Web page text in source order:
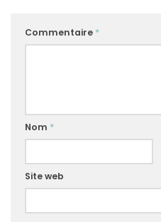
Commentaire *
Nom *
Site web